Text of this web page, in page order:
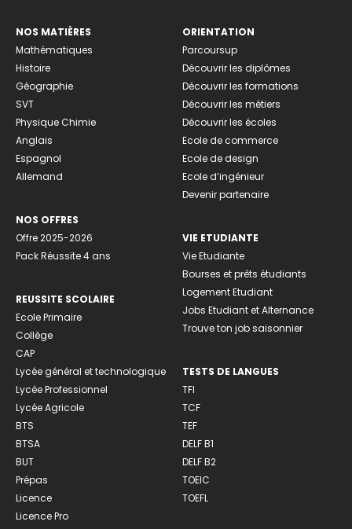
NOS MATIÈRES
Mathématiques
Histoire
Géographie
SVT
Physique Chimie
Anglais
Espagnol
Allemand
NOS OFFRES
Offre 2025-2026
Pack Réussite 4 ans
REUSSITE SCOLAIRE
Ecole Primaire
Collège
CAP
Lycée général et technologique
Lycée Professionnel
Lycée Agricole
BTS
BTSA
BUT
Prépas
Licence
Licence Pro
ORIENTATION
Parcoursup
Découvrir les diplômes
Découvrir les formations
Découvrir les métiers
Découvrir les écoles
Ecole de commerce
Ecole de design
Ecole d’ingénieur
Devenir partenaire
VIE ETUDIANTE
Vie Etudiante
Bourses et prêts étudiants
Logement Etudiant
Jobs Etudiant et Alternance
Trouve ton job saisonnier
TESTS DE LANGUES
TFI
TCF
TEF
DELF B1
DELF B2
TOEIC
TOEFL